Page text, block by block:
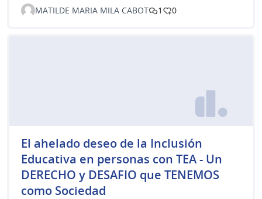
MATILDE MARIA MILA CABOT 1 0
El ahelado deseo de la Inclusión
Educativa en personas con TEA - Un
DERECHO y DESAFIO que TENEMOS
como Sociedad